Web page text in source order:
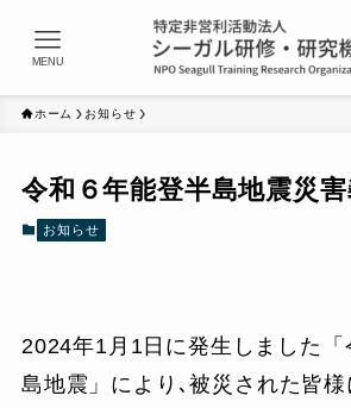
MENU
ホーム お知らせ
令和６年能登半島地震災
お知らせ
2024年1月1日に発生しました「
島地震」により､被災された皆